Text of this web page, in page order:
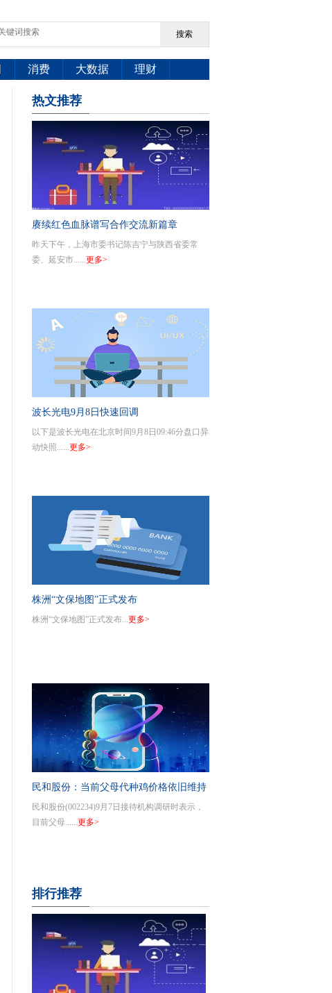
搜索
消费 大数据 理财
热文推荐
赓续红色血脉谱写合作交流新篇章
昨天下午，上海市委书记陈吉宁与陕西省委常
委、延安市......更多>
波长光电9月8日快速回调
以下是波长光电在北京时间9月8日09:46分盘口异
动快照......更多>
株洲“文保地图”正式发布
株洲“文保地图”正式发布...更多>
民和股份：当前父母代种鸡价格依旧维持
在较高水平
民和股份(002234)9月7日接待机构调研时表示，
目前父母......更多>
排行推荐